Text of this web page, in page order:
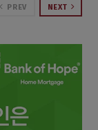
PREV NEXT